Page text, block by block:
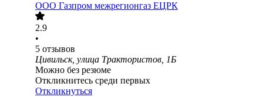
ООО Газпром межрегионгаз ЕЦРК
2.9
•
5 отзывов
Цивильск, улица Трактористов, 1Б
Можно без резюме
Откликнитесь среди первых
Откликнуться